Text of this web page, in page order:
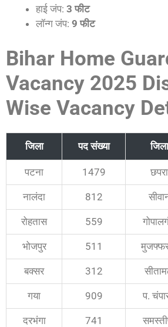
हाई जंप: 3 फीट
लॉन्ग जंप: 9 फीट
Bihar Home
Vacancy 2025
Wise Vacancy
जिला पद संख्या जिला
पटना 1479 छपरा
नालंदा 812
रोहतास 559
भोजपुर 511
बक्सर 312
गया 909 प.
दरभंगा 741